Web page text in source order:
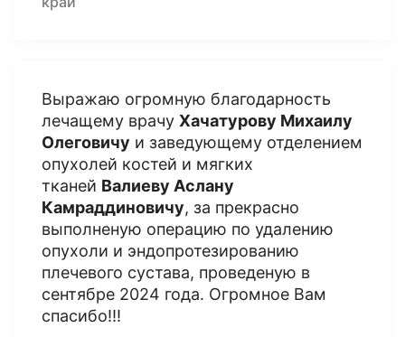
Выражаю огромную благодарность
лечащему врачу Хачатурову Михаилу
Олеговичу и заведующему отделением
опухолей костей и мягких
тканей Валиеву Аслану
Камраддиновичу, за прекрасно
выполненую операцию по удалению
опухоли и эндопротезированию
плечевого сустава, проведеную в
сентябре 2024 года. Огромное Вам
спасибо!!!